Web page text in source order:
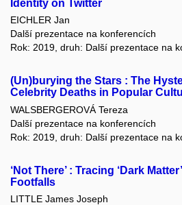
Identity on Twitter
EICHLER Jan
Další prezentace na konferencích
Rok: 2019, druh: Další prezentace na
(Un)burying the Stars : The
Celebrity Deaths in Popular
WALSBERGEROVÁ Tereza
Další prezentace na konferencích
Rok: 2019, druh: Další prezentace na
‘Not There’ : Tracing ‘Dark
Footfalls
LITTLE James Joseph